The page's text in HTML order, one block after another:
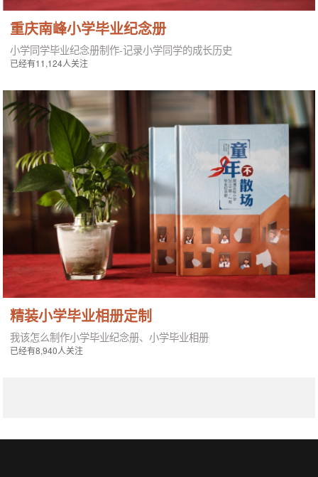
重庆南峰小学毕业纪念册
小学同学毕业纪念册制作-记录小学同学的成长历史
已经有11,124人关注
精装小学毕业相册定制
我该怎么制作小学毕业纪念册、小学毕业相册
已经有8,940人关注